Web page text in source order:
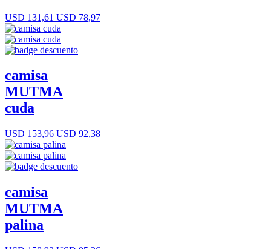
USD 131,61 USD 78,97
camisa
MUTMA
cuda
USD 153,96 USD 92,38
camisa
MUTMA
palina